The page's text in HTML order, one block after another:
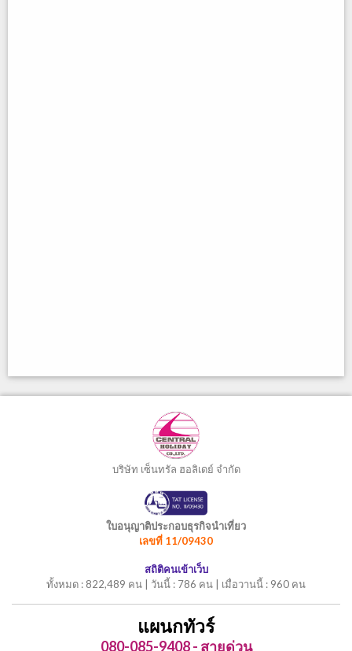
บริษัท เซ็นทรัล ฮอลิเดย์ จำกัด
ใบอนุญาติประกอบธุรกิจนำเที่ยว
เลขที่ 11/09430
สถิติคนเข้าเว็บ
ทั้งหมด : 822,489 คน | วันนี้ : 786 คน | เมื่อวานนี้ : 960 คน
แผนกทัวร์
080-085-9408 - สายด่วน